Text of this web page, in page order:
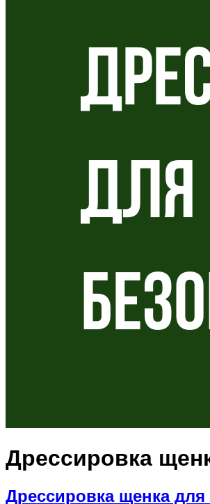
Дрессировка
Дрессировка щенка